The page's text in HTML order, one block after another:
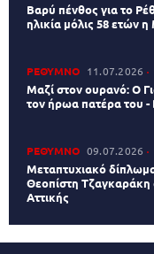
Βαρύ πένθος για το
ηλικία μόλις 58 ετών
ΡΕΘΥΜΝΟ 11.07.2026
Μαζί στον ουρανό: Ο
τον ήρωα πατέρα του
ΡΕΘΥΜΝΟ 09.07.2026
Μεταπτυχιακό
Θεοπίστη Τζαγκαράκη
Αττικής